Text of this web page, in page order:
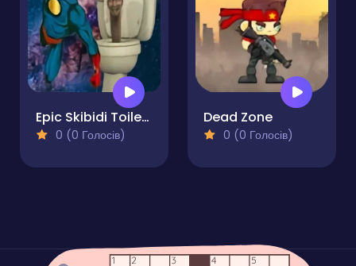
Epic Skibidi Toilet Clash
0 (0 Голосів)
Dead Zone
0 (0 Голосів)